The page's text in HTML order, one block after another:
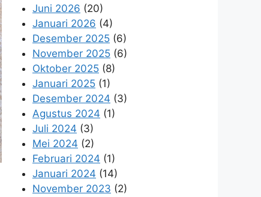
Juni 2026 (20)
Januari 2026 (4)
Desember 2025 (6)
November 2025 (6)
Oktober 2025 (8)
Januari 2025 (1)
Desember 2024 (3)
Agustus 2024 (1)
Juli 2024 (3)
Mei 2024 (2)
Februari 2024 (1)
Januari 2024 (14)
November 2023 (2)